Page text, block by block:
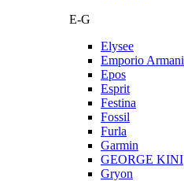
E-G
Elysee
Emporio Armani
Epos
Esprit
Festina
Fossil
Furla
Garmin
GEORGE KINI
Gryon